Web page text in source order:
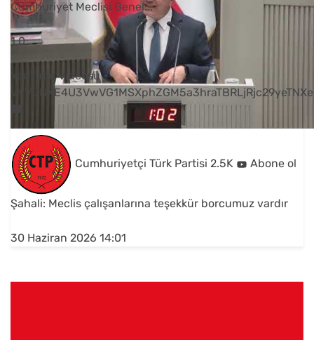
Cumhuriyet Meclisi Genel...
1 0
YouTube Videosu
Cumhuriyetçi Türk Partisi 2.5K Abone ol
Şahali: Meclis çalışanlarına teşekkür borcumuz vardır
30 Haziran 2026 14:01